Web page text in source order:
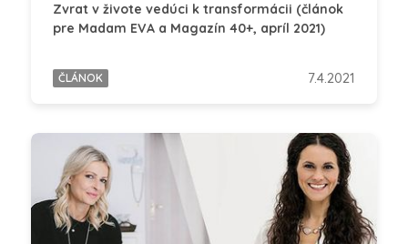
Zvrat v živote vedúci k transformácii (článok
pre Madam EVA a Magazín 40+, apríl 2021)
ČLÁNOK 7.4.2021